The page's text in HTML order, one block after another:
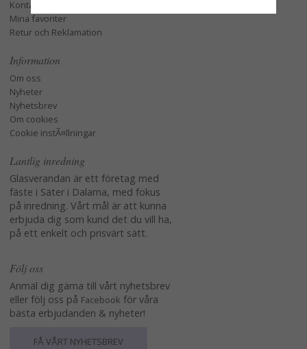
Kontakta oss
Mina favoriter
Retur och Reklamation
Information
Om oss
Nyheter
Nyhetsbrev
Om cookies
Cookie instÃ¤llningar
Lantlig inredning
Glasverandan är ett företag med
fäste i Säter i Dalarna, med fokus
på inredning. Vårt mål är att kunna
erbjuda dig som kund det du vill ha,
på ett enkelt och prisvärt sätt.
Följ oss
Anmäl dig gärna till vårt nyhetsbrev
eller följ oss på Facebook för våra
bästa erbjudanden & nyheter!
FÅ VÅRT NYHETSBREV